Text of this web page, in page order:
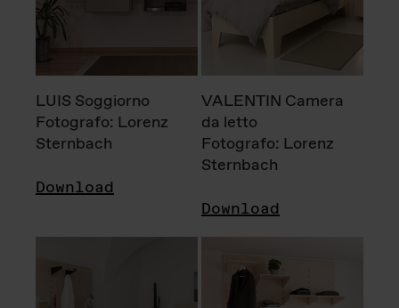
LUIS Soggiorno
Fotografo: Lorenz
Sternbach
Download
VALENTIN Camera
da letto
Fotografo: Lorenz
Sternbach
Download